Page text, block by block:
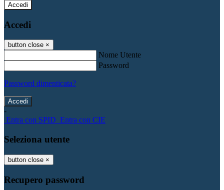
Accedi
Accedi
button close ×
Nome Utente
Password
Password dimenticata?
-
Entra con SPID Entra con CIE
Seleziona utente
button close ×
Recupero password